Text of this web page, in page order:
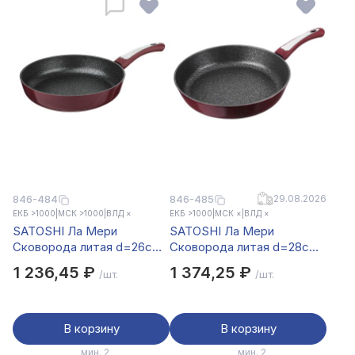
846-484
ЕКБ >1000 МСК >1000 ВЛД ×
SATOSHI Ла Мери
Сковорода литая d=26см,
мрамор, индукция
1 236,45 ₽ /шт.
В корзину
мин. 2
846-485 29.08.2026
ЕКБ >1000 МСК × ВЛД ×
SATOSHI Ла Мери
Сковорода литая d=28см,
мрамор, индукция
1 374,25 ₽ /шт.
В корзину
мин. 2